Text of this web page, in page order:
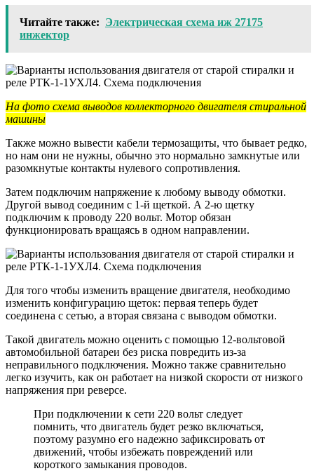
Читайте также: Электрическая схема иж 27175
инжектор
На фото схема выводов коллекторного двигателя стиральной
машины
Также можно вывести кабели термозащиты, что бывает редко,
но нам они не нужны, обычно это нормально замкнутые или
разомкнутые контакты нулевого сопротивления.
Затем подключим напряжение к любому выводу обмотки.
Другой вывод соединим с 1-й щеткой. А 2-ю щетку
подключим к проводу 220 вольт. Мотор обязан
функционировать вращаясь в одном направлении.
Для того чтобы изменить вращение двигателя, необходимо
изменить конфигурацию щеток: первая теперь будет
соединена с сетью, а вторая связана с выводом обмотки.
Такой двигатель можно оценить с помощью 12-вольтовой
автомобильной батареи без риска повредить из-за
неправильного подключения. Можно также сравнительно
легко изучить, как он работает на низкой скорости от низкого
напряжения при реверсе.
При подключении к сети 220 вольт следует
помнить, что двигатель будет резко включаться,
поэтому разумно его надежно зафиксировать от
движений, чтобы избежать повреждений или
короткого замыкания проводов.